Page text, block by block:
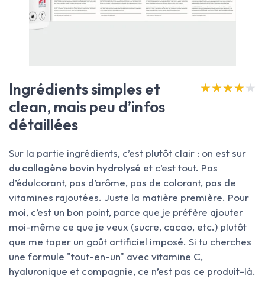
Ingrédients simples et
clean, mais peu d’infos
détaillées
★★★★★
★★★★★
Sur la partie ingrédients, c’est plutôt clair : on est sur
du collagène bovin hydrolysé et c’est tout. Pas
d’édulcorant, pas d’arôme, pas de colorant, pas de
vitamines rajoutées. Juste la matière première. Pour
moi, c’est un bon point, parce que je préfère ajouter
moi-même ce que je veux (sucre, cacao, etc.) plutôt
que me taper un goût artificiel imposé. Si tu cherches
une formule "tout-en-un" avec vitamine C,
hyaluronique et compagnie, ce n’est pas ce produit-là.